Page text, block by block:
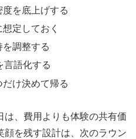
を底上げする
定しておく
調整する
言語化する
け決めて帰る
は、費用よりも体験の共有価
を残す設計は、次のラウン